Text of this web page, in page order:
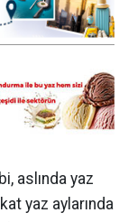
aslında yaz
yaz aylarında